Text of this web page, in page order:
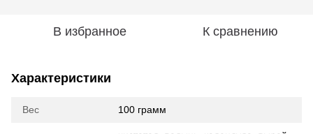
В избранное К сравнению
Характеристики
Вес 100 грамм